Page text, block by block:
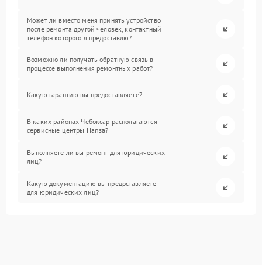
Может ли вместо меня принять устройство
после ремонта другой человек, контактный
телефон которого я предоставлю?
Возможно ли получать обратную связь в
процессе выполнения ремонтных работ?
Какую гарантию вы предоставляете?
В каких районах Чебоксар располагаются
сервисные центры Hansa?
Выполняете ли вы ремонт для юридических
лиц?
Какую документацию вы предоставляете
для юридических лиц?